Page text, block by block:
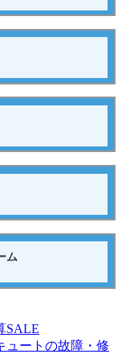
ム
SALE
ュートの故障・修